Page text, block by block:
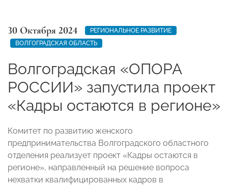
30 Октября 2024
РЕГИОНАЛЬНОЕ РАЗВИТИЕ
ВОЛГОГРАДСКАЯ ОБЛАСТЬ
Волгоградская «ОПОРА
РОССИИ» запустила проект
«Кадры остаются в регионе»
Комитет по развитию женского
предпринимательства Волгоградского областного
отделения реализует проект «Кадры остаются в
регионе», направленный на решение вопроса
нехватки квалифицированных кадров в